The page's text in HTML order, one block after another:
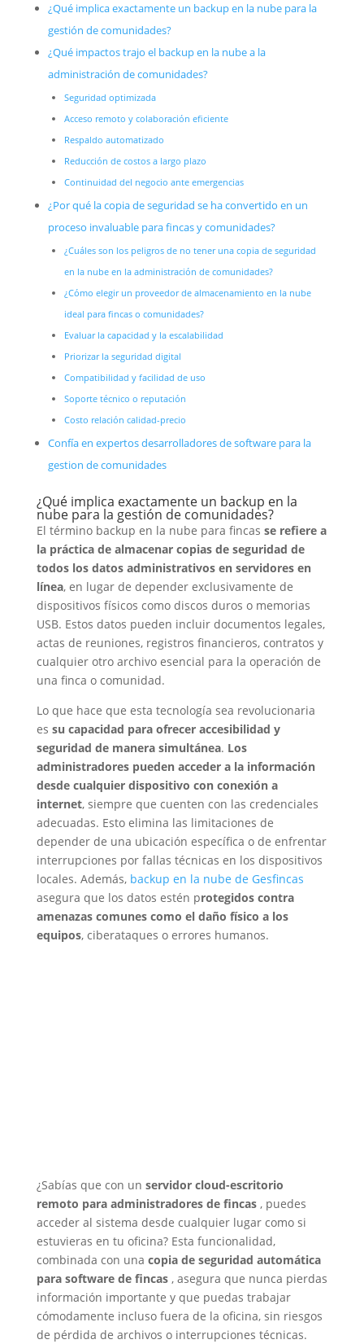
¿Qué implica exactamente un backup en la nube para la
gestión de comunidades?
¿Qué impactos trajo el backup en la nube a la
administración de comunidades?
Seguridad optimizada
Acceso remoto y colaboración eficiente
Respaldo automatizado
Reducción de costos a largo plazo
Continuidad del negocio ante emergencias
¿Por qué la copia de seguridad se ha convertido en un
proceso invaluable para fincas y comunidades?
¿Cuáles son los peligros de no tener una copia de seguridad
en la nube en la administración de comunidades?
¿Cómo elegir un proveedor de almacenamiento en la nube
ideal para fincas o comunidades?
Evaluar la capacidad y la escalabilidad
Priorizar la seguridad digital
Compatibilidad y facilidad de uso
Soporte técnico o reputación
Costo relación calidad-precio
Confía en expertos desarrolladores de software para la
gestion de comunidades
¿Qué implica exactamente un backup en la
nube para la gestión de comunidades?
El término backup en la nube para fincas se refiere a
la práctica de almacenar copias de seguridad de
todos los datos administrativos en servidores en
línea, en lugar de depender exclusivamente de
dispositivos físicos como discos duros o memorias
USB. Estos datos pueden incluir documentos legales,
actas de reuniones, registros financieros, contratos y
cualquier otro archivo esencial para la operación de
una finca o comunidad.
Lo que hace que esta tecnología sea revolucionaria
es su capacidad para ofrecer accesibilidad y
seguridad de manera simultánea. Los
administradores pueden acceder a la información
desde cualquier dispositivo con conexión a
internet, siempre que cuenten con las credenciales
adecuadas. Esto elimina las limitaciones de
depender de una ubicación específica o de enfrentar
interrupciones por fallas técnicas en los dispositivos
locales. Además, backup en la nube de Gesfincas
asegura que los datos estén protegidos contra
amenazas comunes como el daño físico a los
equipos, ciberataques o errores humanos.
¿Sabías que con un servidor cloud-escritorio
remoto para administradores de fincas , puedes
acceder al sistema desde cualquier lugar como si
estuvieras en tu oficina? Esta funcionalidad,
combinada con una copia de seguridad automática
para software de fincas , asegura que nunca pierdas
información importante y que puedas trabajar
cómodamente incluso fuera de la oficina, sin riesgos
de pérdida de archivos o interrupciones técnicas.